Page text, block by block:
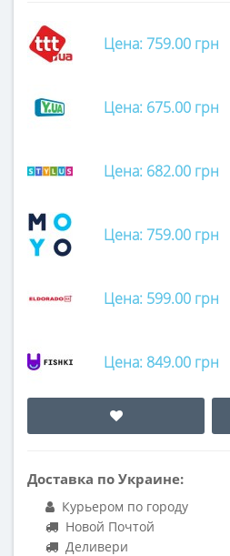
Цена: 759.00 грн
Цена: 675.00 грн
Цена: 682.00 грн
Цена: 759.00 грн
Цена: 599.00 грн
Цена: 849.00 грн
Доставка по Украине:
Курьером по городу
Новой Почтой
Деливери